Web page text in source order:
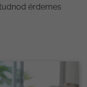
érdemes